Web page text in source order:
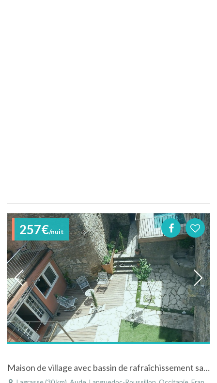
257€/nuit
Maison de village avec bassin de rafraîchissement sauna jardin en centre ville